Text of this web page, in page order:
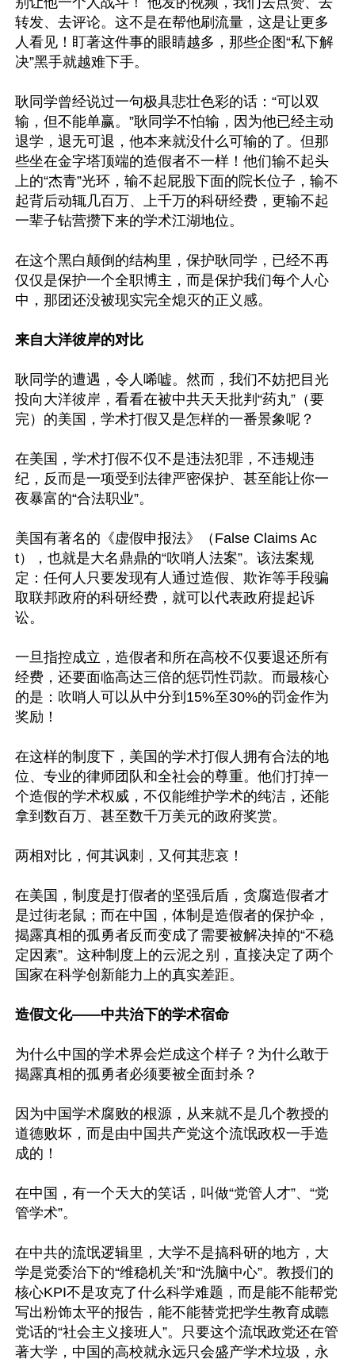
转发、去评论。这不是在帮他刷流量，这是让更多
人看见！盯著这件事的眼睛越多，那些企图“私下解
决”黑手就越难下手。
耿同学曾经说过一句极具悲壮色彩的话：“可以双
输，但不能单赢。”耿同学不怕输，因为他已经主动
退学，退无可退，他本来就没什么可输的了。但那
些坐在金字塔顶端的造假者不一样！他们输不起头
上的“杰青”光环，输不起屁股下面的院长位子，输不
起背后动辄几百万、上千万的科研经费，更输不起
一辈子钻营攒下来的学术江湖地位。
在这个黑白颠倒的结构里，保护耿同学，已经不再
仅仅是保护一个全职博主，而是保护我们每个人心
中，那团还没被现实完全熄灭的正义感。
来自大洋彼岸的对比
耿同学的遭遇，令人唏嘘。然而，我们不妨把目光
投向大洋彼岸，看看在被中共天天批判“药丸”（要
完）的美国，学术打假又是怎样的一番景象呢？
在美国，学术打假不仅不是违法犯罪，不违规违
纪，反而是一项受到法律严密保护、甚至能让你一
夜暴富的“合法职业”。
美国有著名的《虚假申报法》（False Claims Ac
t），也就是大名鼎鼎的“吹哨人法案”。该法案规
定：任何人只要发现有人通过造假、欺诈等手段骗
取联邦政府的科研经费，就可以代表政府提起诉
讼。
一旦指控成立，造假者和所在高校不仅要退还所有
经费，还要面临高达三倍的惩罚性罚款。而最核心
的是：吹哨人可以从中分到15%至30%的罚金作为
奖励！
在这样的制度下，美国的学术打假人拥有合法的地
位、专业的律师团队和全社会的尊重。他们打掉一
个造假的学术权威，不仅能维护学术的纯洁，还能
拿到数百万、甚至数千万美元的政府奖赏。
两相对比，何其讽刺，又何其悲哀！
在美国，制度是打假者的坚强后盾，贪腐造假者才
是过街老鼠；而在中国，体制是造假者的保护伞，
揭露真相的孤勇者反而变成了需要被解决掉的“不稳
定因素”。这种制度上的云泥之别，直接决定了两个
国家在科学创新能力上的真实差距。
造假文化——中共治下的学术宿命
为什么中国的学术界会烂成这个样子？为什么敢于
揭露真相的孤勇者必须要被全面封杀？
因为中国学术腐败的根源，从来就不是几个教授的
道德败坏，而是由中国共产党这个流氓政权一手造
成的！
在中国，有一个天大的笑话，叫做“党管人才”、“党
管学术”。
在中共的流氓逻辑里，大学不是搞科研的地方，大
学是党委治下的“维稳机关”和“洗脑中心”。教授们的
核心KPI不是攻克了什么科学难题，而是能不能帮党
写出粉饰太平的报告，能不能替党把学生教育成聼
党话的“社会主义接班人”。只要这个流氓政党还在管
著大学，中国的高校就永远只会盛产学术垃圾，永